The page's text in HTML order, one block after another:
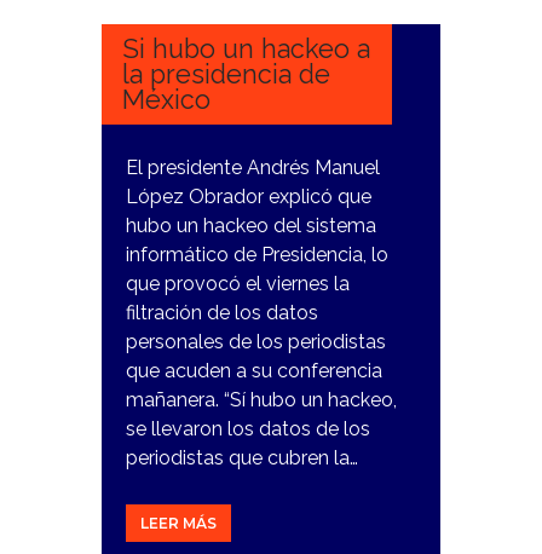
Si hubo un hackeo a
la presidencia de
México
El presidente Andrés Manuel
López Obrador explicó que
hubo un hackeo del sistema
informático de Presidencia, lo
que provocó el viernes la
filtración de los datos
personales de los periodistas
que acuden a su conferencia
mañanera. “Sí hubo un hackeo,
se llevaron los datos de los
periodistas que cubren la…
LEER MÁS